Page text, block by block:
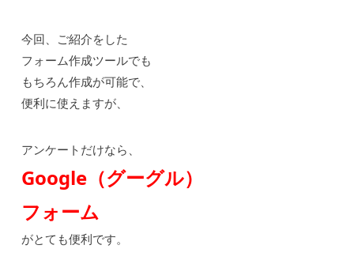
今回、ご紹介をした
フォーム作成ツールでも
もちろん作成が可能で、
便利に使えますが、
アンケートだけなら、
Google（グーグル）
フォーム
がとても便利です。